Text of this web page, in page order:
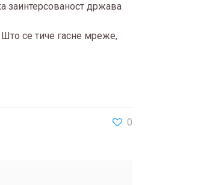
заинтерсованост држава
Што се тиче гасне мреже,
0